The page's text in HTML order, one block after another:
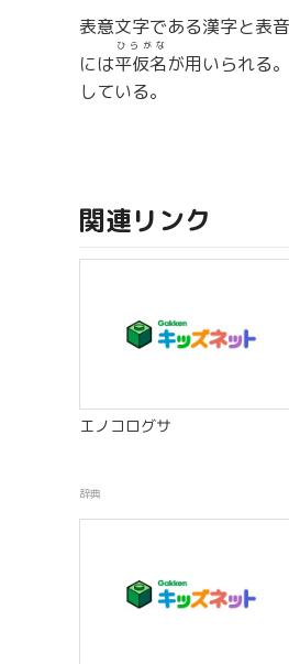
表意文字である漢字と表
には平仮名
ひらがな
が用いられる。
している。
関連リンク
エノコログサ
辞典